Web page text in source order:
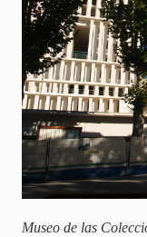
Museo de las